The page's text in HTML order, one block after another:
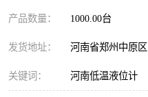
产品数量： 1000.00台
发货地址： 河南省郑州中原区
关键词： 河南低温液位计